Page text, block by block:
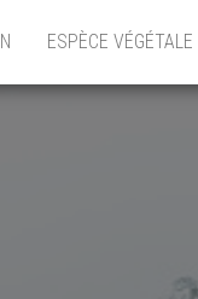
ESPÈCE VÉGÉTALE